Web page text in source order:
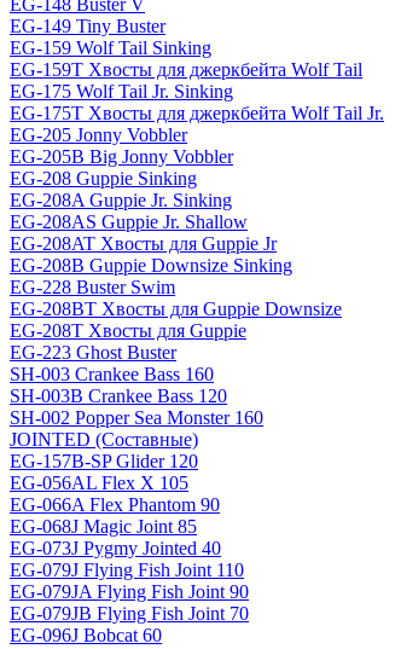
EG-148 Buster V
EG-149 Tiny Buster
EG-159 Wolf Tail Sinking
EG-159T Хвосты для джеркбейта Wolf Tail
EG-175 Wolf Tail Jr. Sinking
EG-175T Хвосты для джеркбейта Wolf Tail Jr.
EG-205 Jonny Vobbler
EG-205B Big Jonny Vobbler
EG-208 Guppie Sinking
EG-208A Guppie Jr. Sinking
EG-208AS Guppie Jr. Shallow
EG-208AT Хвосты для Guppie Jr
EG-208B Guppie Downsize Sinking
EG-228 Buster Swim
EG-208BT Хвосты для Guppie Downsize
EG-208T Хвосты для Guppie
EG-223 Ghost Buster
SH-003 Crankee Bass 160
SH-003B Crankee Bass 120
SH-002 Popper Sea Monster 160
JOINTED (Составные)
EG-157B-SP Glider 120
EG-056AL Flex X 105
EG-066A Flex Phantom 90
EG-068J Magic Joint 85
EG-073J Pygmy Jointed 40
EG-079J Flying Fish Joint 110
EG-079JA Flying Fish Joint 90
EG-079JB Flying Fish Joint 70
EG-096J Bobcat 60